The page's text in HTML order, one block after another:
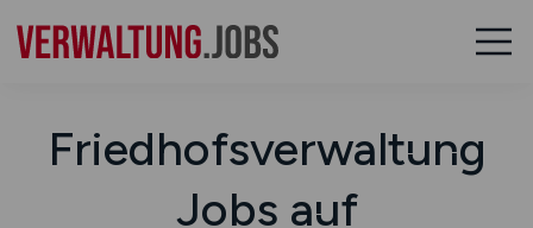
Friedhofsverwaltung
Jobs auf